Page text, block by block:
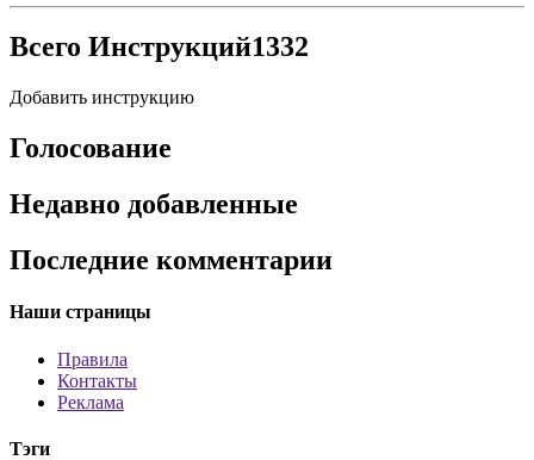
Всего Инструкций1332
Добавить инструкцию
Голосование
Недавно добавленные
Последние комментарии
Наши страницы
Правила
Контакты
Реклама
Тэги